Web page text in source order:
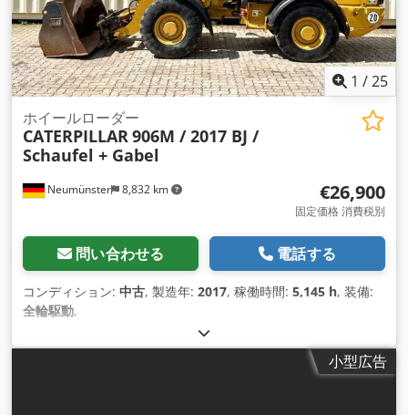
1 /25
Neumünster 8,832 km
ホイールローダー
CATERPILLAR906M / 2017 BJ /
Schaufel + Gabel
€26,900
固定価格 消費税別
問い合わせる 電話する
コンディション: 中古, 製造年: 2017, 稼働時間: 5,145 h, 装備:
全輪駆動,
小型広告